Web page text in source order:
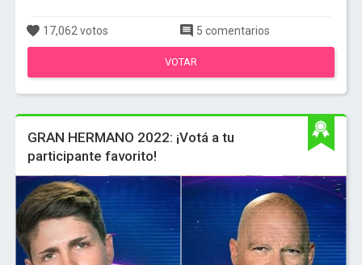
17,062 votos 5 comentarios
VOTAR
GRAN HERMANO 2022: ¡Votá a tu
participante favorito!